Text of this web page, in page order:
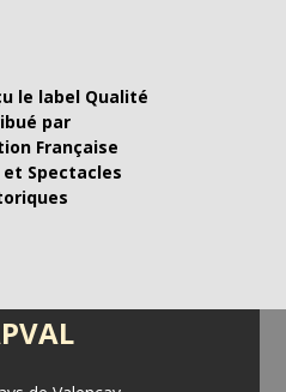
le label Qualité
par
Française
et Spectacles